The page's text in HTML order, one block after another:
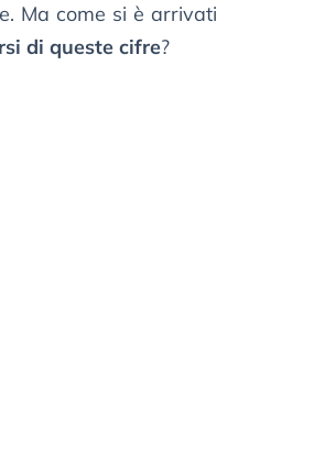
Ma come si è arrivati
di queste cifre?